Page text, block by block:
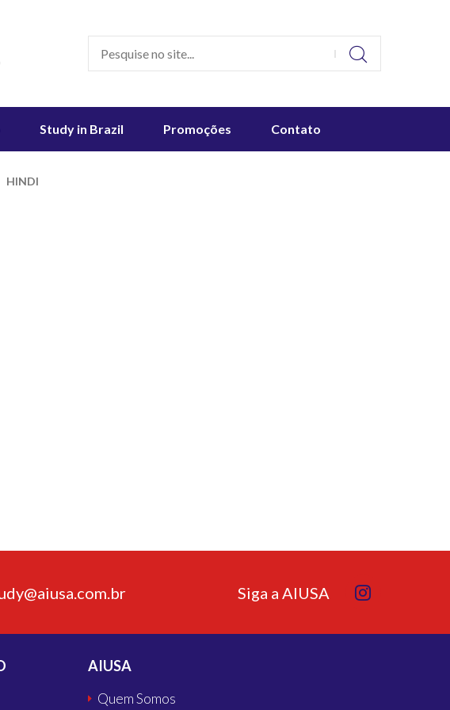
Study in Brazil Promoções Contato
HINDI
Siga a AIUSA
AIUSA
Quem Somos